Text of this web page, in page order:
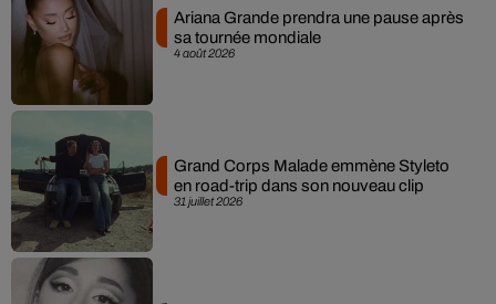
4 août 2026
Ariana Grande prendra une pause après
sa tournée mondiale
31 juillet 2026
Grand Corps Malade emmène Styleto
en road-trip dans son nouveau clip